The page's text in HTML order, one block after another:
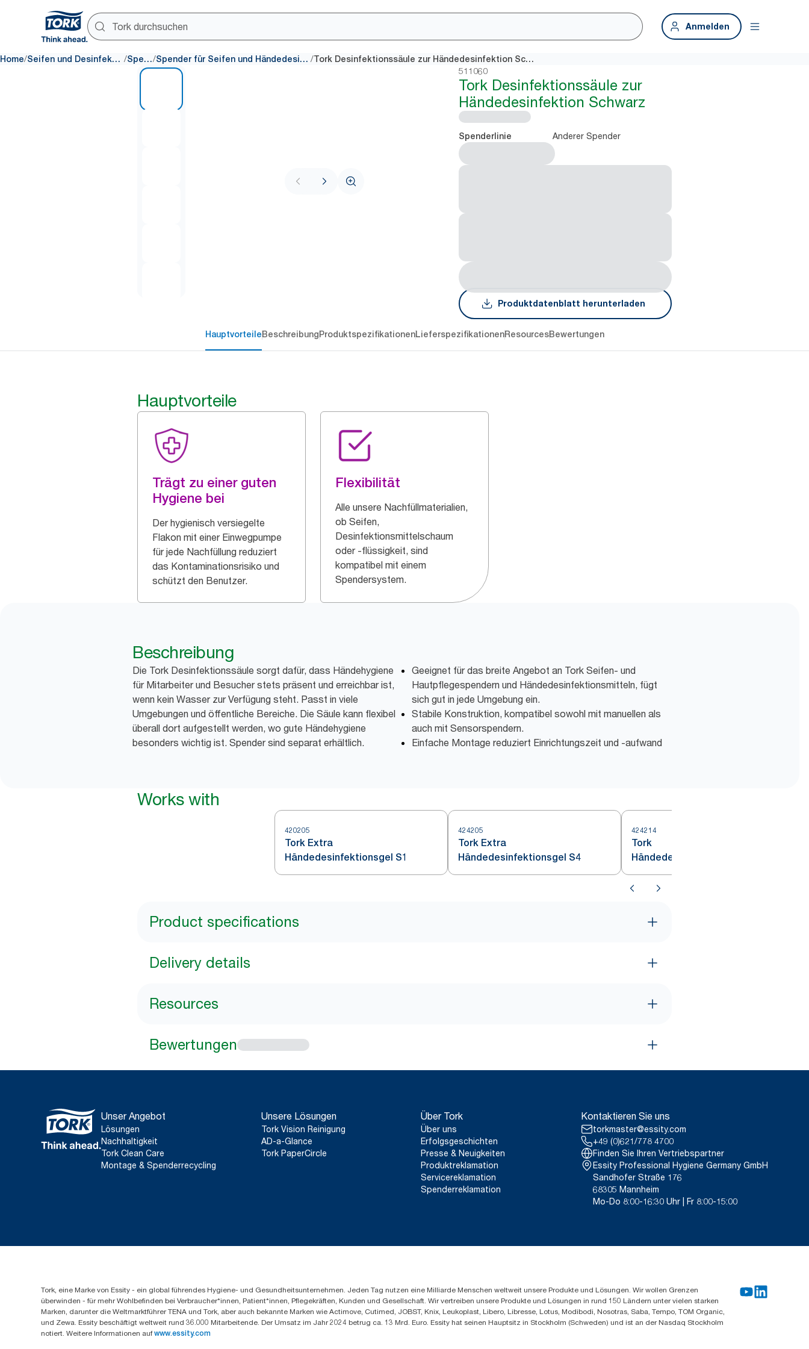
Anmelden
Home/ Seifen und Desinfektionsmittel / Spender/ Spender für Seifen und Händedesinfektionsmittel / Tork Desinfektionssäule zur Händedesinfektion Schwarz
511060
Tork Desinfektionssäule zur
Händedesinfektion Schwarz
Spenderlinie Anderer Spender
Produktdatenblatt herunterladen
HauptvorteileBeschreibungProduktspezifikationenLieferspezifikationenResourcesBewertungen
Hauptvorteile
Trägt zu einer guten
Hygiene bei
Der hygienisch versiegelte
Flakon mit einer Einwegpumpe
für jede Nachfüllung reduziert
das Kontaminationsrisiko und
schützt den Benutzer.
Flexibilität
Alle unsere Nachfüllmaterialien,
ob Seifen,
Desinfektionsmittelschaum
oder -flüssigkeit, sind
kompatibel mit einem
Spendersystem.
Beschreibung
Die Tork Desinfektionssäule sorgt dafür, dass Händehygiene
für Mitarbeiter und Besucher stets präsent und erreichbar ist,
wenn kein Wasser zur Verfügung steht. Passt in viele
Umgebungen und öffentliche Bereiche. Die Säule kann flexibel
überall dort aufgestellt werden, wo gute Händehygiene
besonders wichtig ist. Spender sind separat erhältlich.
Geeignet für das breite Angebot an Tork Seifen- und
Hautpflegespendern und Händedesinfektionsmitteln, fügt
sich gut in jede Umgebung ein.
Stabile Konstruktion, kompatibel sowohl mit manuellen als
auch mit Sensorspendern.
Einfache Montage reduziert Einrichtungszeit und -aufwand
Works with
420205
Tork Extra
Händedesinfektionsgel S1
424205
Tork Extra
Händedesinfektionsgel S4
424214
Tork
Händedesinfektionsflüssigkeit
mit Alkohol
Product specifications
Delivery details
Resources
Bewertungen
Unser Angebot
Lösungen
Nachhaltigkeit
Tork Clean Care
Montage & Spenderrecycling
Unsere Lösungen
Tork Vision Reinigung
AD-a-Glance
Tork PaperCircle
Über Tork
Über uns
Erfolgsgeschichten
Presse & Neuigkeiten
Produktreklamation
Servicereklamation
Spenderreklamation
Kontaktieren Sie uns
torkmaster@essity.com
+49 (0)621/778 4700
Finden Sie Ihren Vertriebspartner
Essity Professional Hygiene Germany GmbH
Sandhofer Straße 176
68305 Mannheim
Mo-Do 8:00-16:30 Uhr | Fr 8:00-15:00
Tork, eine Marke von Essity - ein global führendes Hygiene- und Gesundheitsunternehmen. Jeden Tag nutzen eine Milliarde Menschen weltweit unsere Produkte und Lösungen. Wir wollen Grenzen
überwinden - für mehr Wohlbefinden bei Verbraucher*innen, Patient*innen, Pflegekräften, Kunden und Gesellschaft. Wir vertreiben unsere Produkte und Lösungen in rund 150 Ländern unter vielen starken
Marken, darunter die Weltmarktführer TENA und Tork, aber auch bekannte Marken wie Actimove, Cutimed, JOBST, Knix, Leukoplast, Libero, Libresse, Lotus, Modibodi, Nosotras, Saba, Tempo, TOM Organic,
und Zewa. Essity beschäftigt weltweit rund 36.000 Mitarbeitende. Der Umsatz im Jahr 2024 betrug ca. 13 Mrd. Euro. Essity hat seinen Hauptsitz in Stockholm (Schweden) und ist an der Nasdaq Stockholm
notiert. Weitere Informationen auf www.essity.com